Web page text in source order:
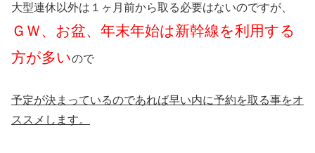
大型連休以外は１ヶ月前から取る必要はないのですが、
ＧＷ、お盆、年末年始は新幹線を利用する
方が多いので
予定が決まっているのであれば早い内に予約を取る事をオ
ススメします。